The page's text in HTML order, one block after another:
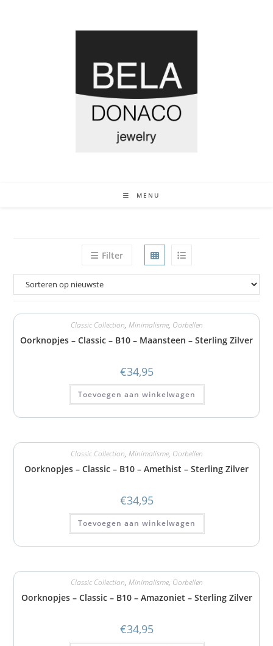
MENU
Filter
Classic Collection, Minimalisme, Oorbellen
Oorknopjes – Classic – B10 – Maansteen – Sterling Zilver
€34,95
Toevoegen aan winkelwagen
Classic Collection, Minimalisme, Oorbellen
Oorknopjes – Classic – B10 – Amethist – Sterling Zilver
€34,95
Toevoegen aan winkelwagen
Classic Collection, Minimalisme, Oorbellen
Oorknopjes – Classic – B10 – Amazoniet – Sterling Zilver
€34,95